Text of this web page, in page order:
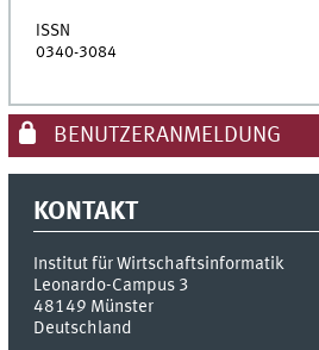
ISSN
0340-3084
BENUTZERANMELDUNG
KONTAKT
Institut für Wirtschaftsinformatik
Leonardo-Campus 3
48149 Münster
Deutschland